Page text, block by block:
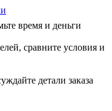
время и деньги
сравните условия и
детали заказа